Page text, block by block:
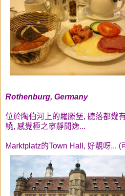
Rothenburg, Germany
位於陶伯河上的羅滕堡, 聽落都幾
繞, 感覺極之寧靜閒逸...
Marktplatz的Town Hall, 好靚呀... (